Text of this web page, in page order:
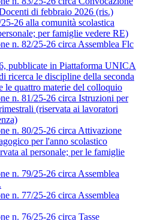
di febbraio 2026 (ris.)
26 alla comunità scolastica
per famiglie vedere RE)
n. 82/25-26 circa Assemblea Flc
pubblicate in Piattaforma UNICA
ricerca le discipline della seconda
le quattro materie del colloquio
n. 81/25-26 circa Istruzioni per
(riservata ai lavoratori
n. 80/25-26 circa Attivazione
per l'anno scolastico
al personale; per le famiglie
n. 79/25-26 circa Assemblea
n. 77/25-26 circa Assemblea
n. 76/25-26 circa Tasse